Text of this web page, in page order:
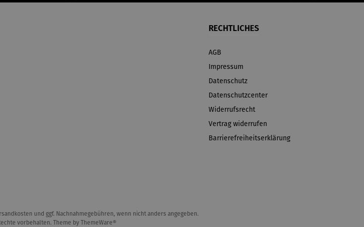
RECHTLICHES
AGB
Impressum
Datenschutz
Datenschutzcenter
Widerrufsrecht
Vertrag widerrufen
Barrierefreiheitserklärung
und ggf. Nachnahmegebühren, wenn nicht anders angegeben.
vorbehalten. Theme by ThemeWare®